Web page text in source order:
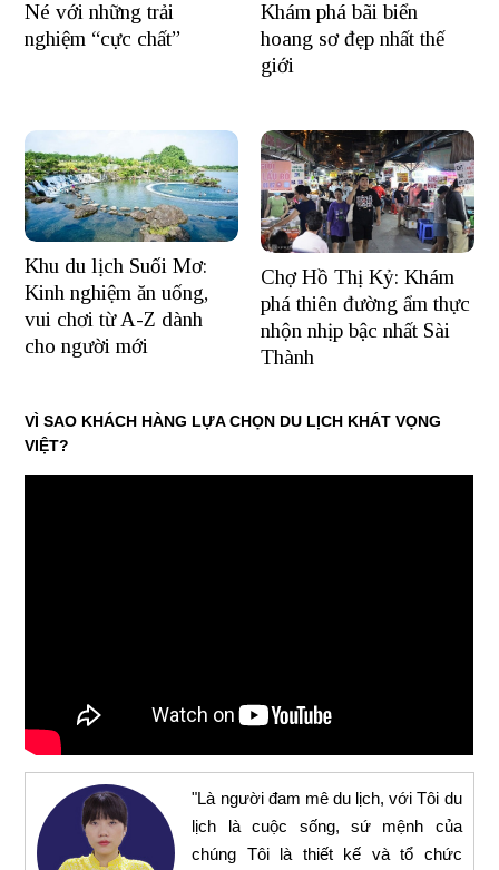
Né với những trải
nghiệm “cực chất”
Khám phá bãi biển
hoang sơ đẹp nhất thế
giới
Khu du lịch Suối Mơ:
Kinh nghiệm ăn uống,
vui chơi từ A-Z dành
cho người mới
Chợ Hồ Thị Kỷ: Khám
phá thiên đường ẩm thực
nhộn nhịp bậc nhất Sài
Thành
VÌ SAO KHÁCH HÀNG LỰA CHỌN DU LỊCH KHÁT VỌNG
VIỆT?
"Là người đam mê du lịch, với Tôi du
lịch là cuộc sống, sứ mệnh của
chúng Tôi là thiết kế và tổ chức